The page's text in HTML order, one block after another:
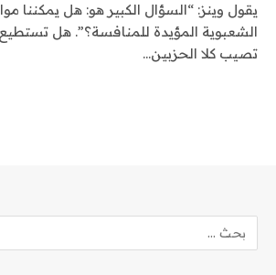
يقول وينز: “السؤال الكبير هو: هل يمكننا
الشعبوية المؤيدة للمنافسة؟”. هل
تصيب كلا الحزبين…